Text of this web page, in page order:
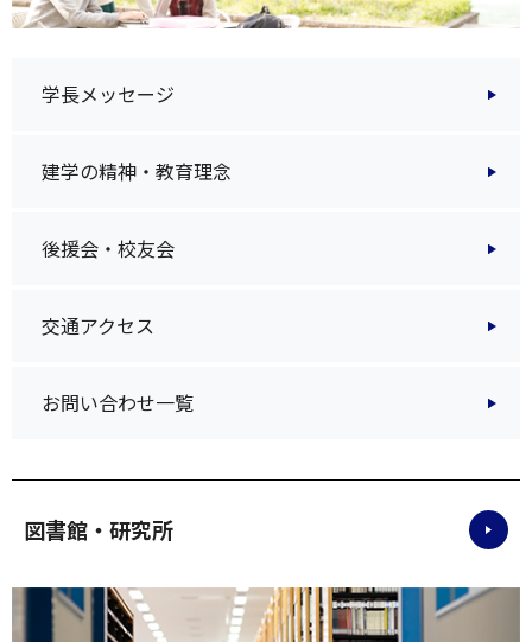
学長メッセージ
建学の精神・教育理念
後援会・校友会
交通アクセス
お問い合わせ一覧
図書館・研究所